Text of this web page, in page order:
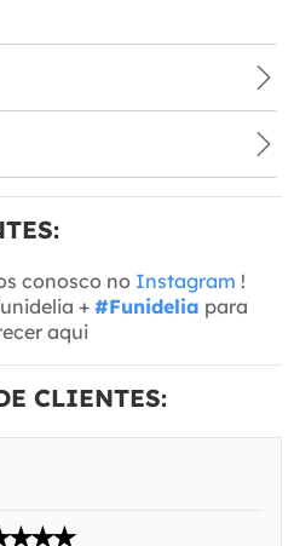
conosco no Instagram !
+ #Funidelia para
aqui
CLIENTES: